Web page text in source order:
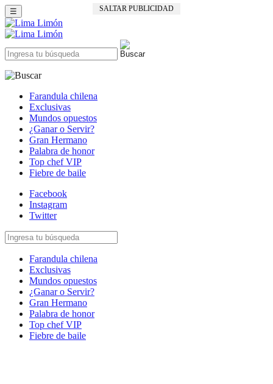
SALTAR PUBLICIDAD
☰
Farandula chilena
Exclusivas
Mundos opuestos
¿Ganar o Servir?
Gran Hermano
Palabra de honor
Top chef VIP
Fiebre de baile
Facebook
Instagram
Twitter
Farandula chilena
Exclusivas
Mundos opuestos
¿Ganar o Servir?
Gran Hermano
Palabra de honor
Top chef VIP
Fiebre de baile